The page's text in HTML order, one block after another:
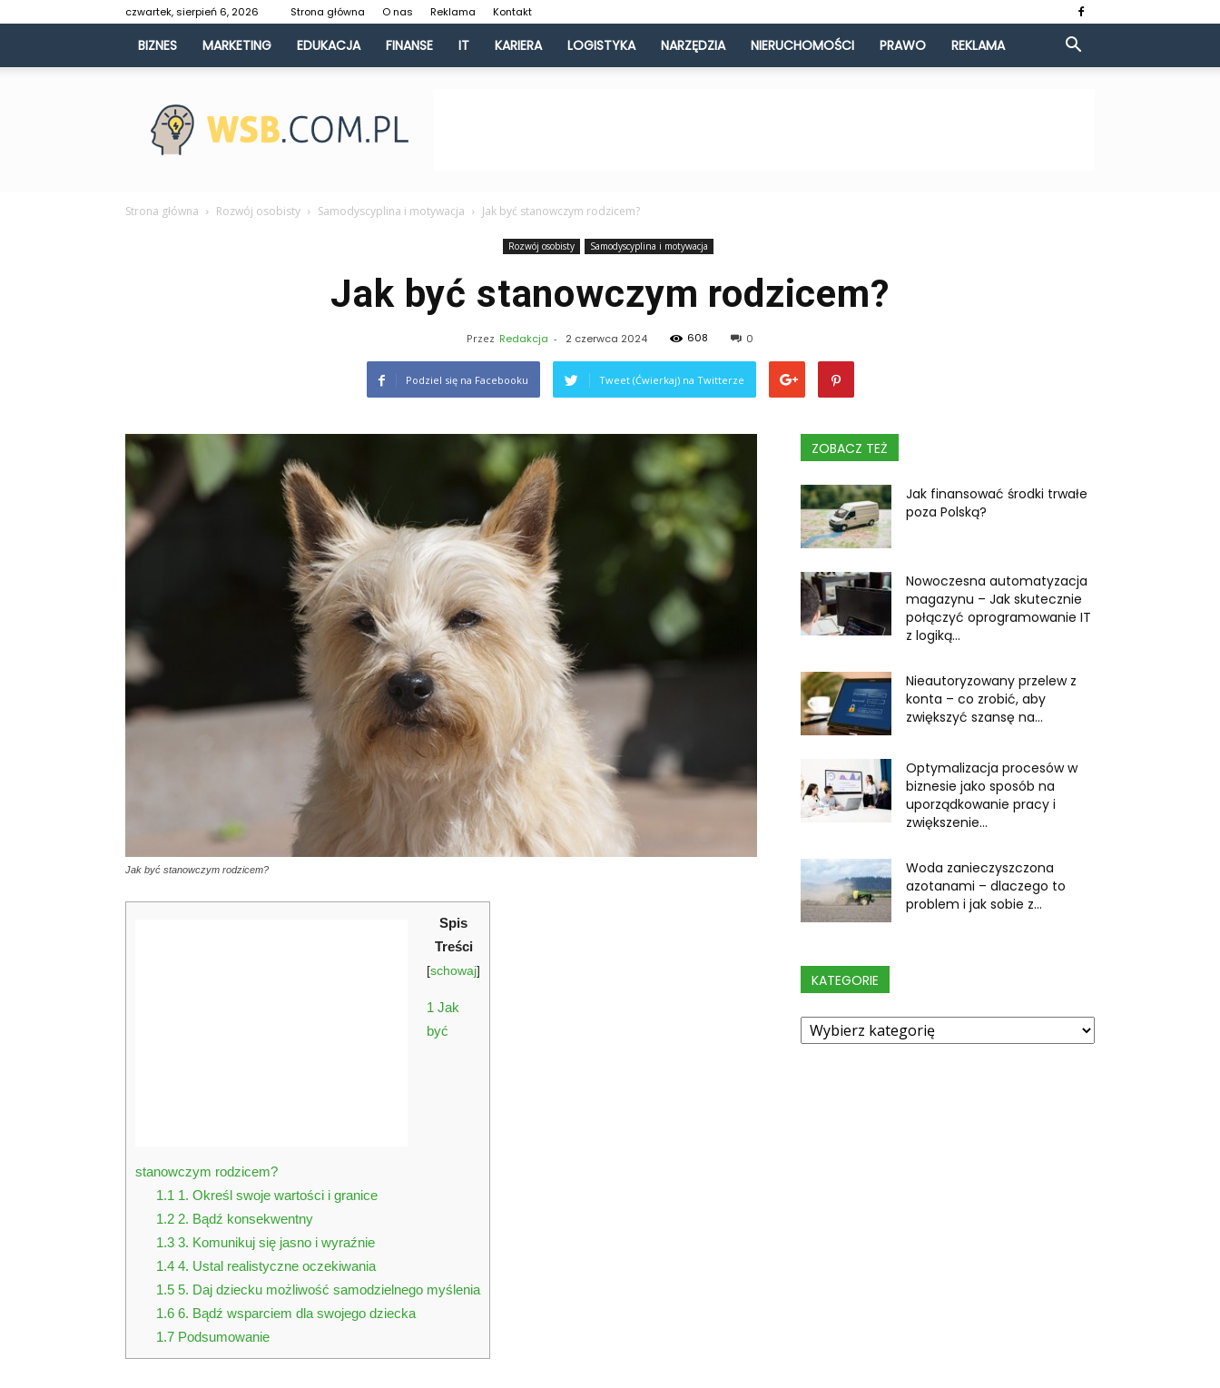
czwartek, sierpień 6, 2026 Strona główna O nas Reklama Kontakt
BIZNES MARKETING EDUKACJA FINANSE IT KARIERA LOGISTYKA NARZĘDZIA NIERUCHOMOŚCI PRAWO REKLAMA
Strona główna Rozwój osobisty Samodyscyplina i motywacja Jak być stanowczym rodzicem?
Rozwój osobisty Samodyscyplina i motywacja
Jak być stanowczym rodzicem?
Przez Redakcja - 2 czerwca 2024 608 0
Podziel się na Facebooku Tweet (Ćwierkaj) na Twitterze
Jak być stanowczym rodzicem?
Spis
Treści
[schowaj]
1 Jak
być
stanowczym rodzicem?
1.1 1. Określ swoje wartości i granice
1.22. Bądź konsekwentny
1.33. Komunikuj się jasno i wyraźnie
1.44. Ustal realistyczne oczekiwania
1.55. Daj dziecku możliwość samodzielnego myślenia
1.66. Bądź wsparciem dla swojego dziecka
1.7Podsumowanie
ZOBACZ TEŻ
Jak finansować środki trwałe
poza Polską?
Nowoczesna automatyzacja
magazynu – Jak skutecznie
połączyć oprogramowanie IT
z logiką...
Nieautoryzowany przelew z
konta – co zrobić, aby
zwiększyć szansę na...
Optymalizacja procesów w
biznesie jako sposób na
uporządkowanie pracy i
zwiększenie...
Woda zanieczyszczona
azotanami – dlaczego to
problem i jak sobie z...
KATEGORIE
Kategorie